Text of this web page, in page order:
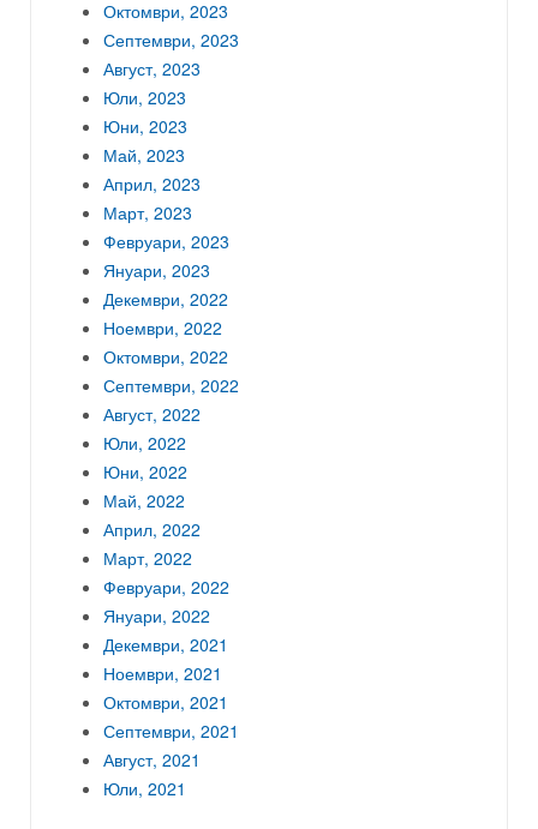
Октомври, 2023
Септември, 2023
Август, 2023
Юли, 2023
Юни, 2023
Май, 2023
Април, 2023
Март, 2023
Февруари, 2023
Януари, 2023
Декември, 2022
Ноември, 2022
Октомври, 2022
Септември, 2022
Август, 2022
Юли, 2022
Юни, 2022
Май, 2022
Април, 2022
Март, 2022
Февруари, 2022
Януари, 2022
Декември, 2021
Ноември, 2021
Октомври, 2021
Септември, 2021
Август, 2021
Юли, 2021